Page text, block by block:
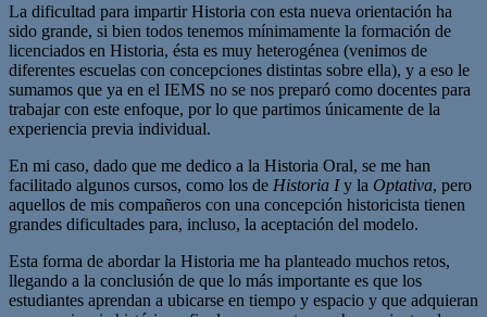
La dificultad para impartir Historia con esta nueva orientación ha
sido grande, si bien todos tenemos mínimamente la formación de
licenciados en Historia, ésta es muy heterogénea (venimos de
diferentes escuelas con concepciones distintas sobre ella), y a eso le
sumamos que ya en el IEMS no se nos preparó como docentes para
trabajar con este enfoque, por lo que partimos únicamente de la
experiencia previa individual.
En mi caso, dado que me dedico a la Historia Oral, se me han
facilitado algunos cursos, como los de Historia Iy la Optativa, pero
aquellos de mis compañeros con una concepción historicista tienen
grandes dificultades para, incluso, la aceptación del modelo.
Esta forma de abordar la Historia me ha planteado muchos retos,
llegando a la conclusión de que lo más importante es que los
estudiantes aprendan a ubicarse en tiempo y espacio y que adquieran